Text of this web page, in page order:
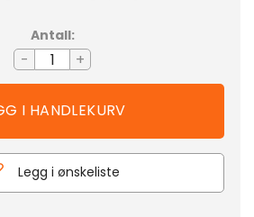
Antall:
- +
Legg i ønskeliste